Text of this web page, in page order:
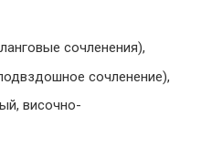
сочленения),
сочленение),
височно-